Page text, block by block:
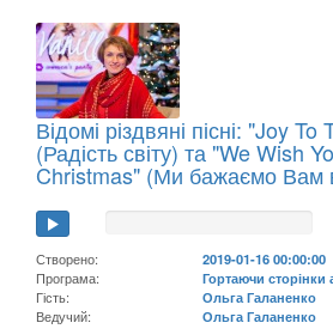
Відомі різдвяні пісні: "Joy
(Радість світу) та "We Wish
Christmas" (Ми бажаємо Вам
Створено:
2019-01-16 00:00:00
Програма:
Гортаючи
Гість:
Ольга Галаненко
Ведучий:
Ольга Галаненко